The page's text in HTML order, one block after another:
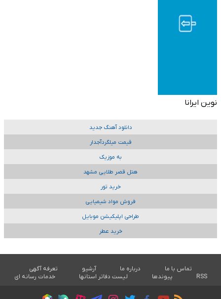
نوین ایرانا
دانلود آهنگ جدید
قیمت میلگردآجدار
به موزیک
هتل قصر طلایی مشهد
خرید تور
فروش مواد شیمیایی
طراحی اپلیکیشن موبایل
خرید عطر
تماس با ما درباره ما آرشیو
تعرفه آگهی
RSS
پیوندها لیست دفاتر استانها خدمات رسانه ای